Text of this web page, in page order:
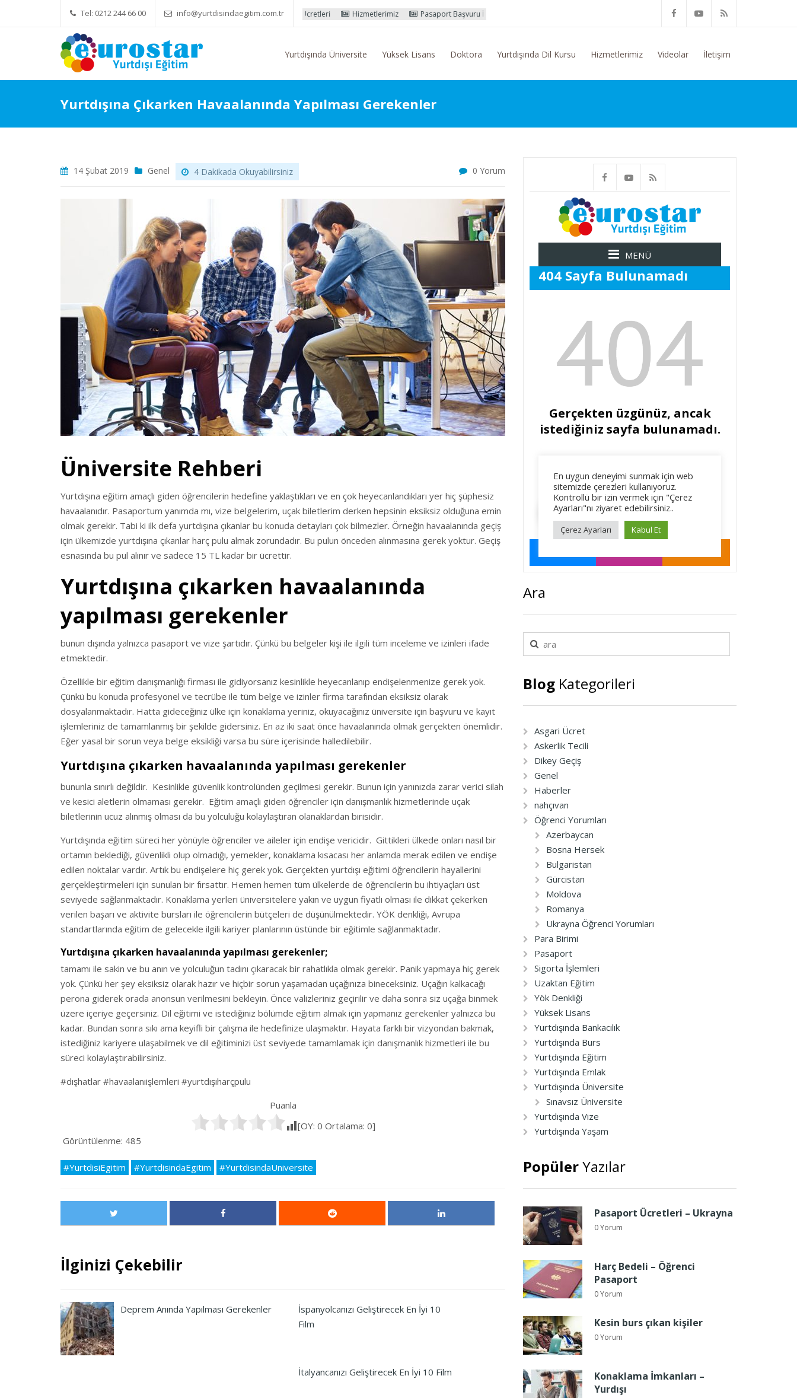
Tel: 0212 244 66 00 info@yurtdisindaegitim.com.tr
Yök Denkliği Önemli Eğitim Ücretleri Hizmetlerimiz Pasaport Başvuru İşlemleri
Yurtdışında Üniversite Yüksek Lisans Doktora Yurtdışında Dil Kursu Hizmetlerimiz Videolar İletişim
Yurtdışına Çıkarken Havaalanında Yapılması Gerekenler
14 Şubat 2019 Genel 4 Dakikada Okuyabilirsiniz 0 Yorum
Üniversite Rehberi
Yurtdışına eğitim amaçlı giden öğrencilerin hedefine yaklaştıkları ve en çok heyecanlandıkları yer hiç şüphesiz
havaalanıdır. Pasaportum yanımda mı, vize belgelerim, uçak biletlerim derken hepsinin eksiksiz olduğuna emin
olmak gerekir. Tabi ki ilk defa yurtdışına çıkanlar bu konuda detayları çok bilmezler. Örneğin havaalanında geçiş
için ülkemizde yurtdışına çıkanlar harç pulu almak zorundadır. Bu pulun önceden alınmasına gerek yoktur. Geçiş
esnasında bu pul alınır ve sadece 15 TL kadar bir ücrettir.
Yurtdışına çıkarken havaalanında
yapılması gerekenler
bunun dışında yalnızca pasaport ve vize şartıdır. Çünkü bu belgeler kişi ile ilgili tüm inceleme ve izinleri ifade
etmektedir.
Özellikle bir eğitim danışmanlığı firması ile gidiyorsanız kesinlikle heyecanlanıp endişelenmenize gerek yok.
Çünkü bu konuda profesyonel ve tecrübe ile tüm belge ve izinler firma tarafından eksiksiz olarak
dosyalanmaktadır. Hatta gideceğiniz ülke için konaklama yeriniz, okuyacağınız üniversite için başvuru ve kayıt
işlemleriniz de tamamlanmış bir şekilde gidersiniz. En az iki saat önce havaalanında olmak gerçekten önemlidir.
Eğer yasal bir sorun veya belge eksikliği varsa bu süre içerisinde halledilebilir.
Yurtdışına çıkarken havaalanında yapılması gerekenler
bununla sınırlı değildir. Kesinlikle güvenlik kontrolünden geçilmesi gerekir. Bunun için yanınızda zarar verici silah
ve kesici aletlerin olmaması gerekir. Eğitim amaçlı giden öğrenciler için danışmanlık hizmetlerinde uçak
biletlerinin ucuz alınmış olması da bu yolculuğu kolaylaştıran olanaklardan birisidir.
Yurtdışında eğitim süreci her yönüyle öğrenciler ve aileler için endişe vericidir. Gittikleri ülkede onları nasıl bir
ortamın beklediği, güvenlikli olup olmadığı, yemekler, konaklama kısacası her anlamda merak edilen ve endişe
edilen noktalar vardır. Artık bu endişelere hiç gerek yok. Gerçekten yurtdışı eğitimi öğrencilerin hayallerini
gerçekleştirmeleri için sunulan bir fırsattır. Hemen hemen tüm ülkelerde de öğrencilerin bu ihtiyaçları üst
seviyede sağlanmaktadır. Konaklama yerleri üniversitelere yakın ve uygun fiyatlı olması ile dikkat çekerken
verilen başarı ve aktivite bursları ile öğrencilerin bütçeleri de düşünülmektedir. YÖK denkliği, Avrupa
standartlarında eğitim de gelecekle ilgili kariyer planlarının üstünde bir eğitimle sağlanmaktadır.
Yurtdışına çıkarken havaalanında yapılması gerekenler;
tamamı ile sakin ve bu anın ve yolculuğun tadını çıkaracak bir rahatlıkla olmak gerekir. Panik yapmaya hiç gerek
yok. Çünkü her şey eksiksiz olarak hazır ve hiçbir sorun yaşamadan uçağınıza bineceksiniz. Uçağın kalkacağı
perona giderek orada anonsun verilmesini bekleyin. Önce valizleriniz geçirilir ve daha sonra siz uçağa binmek
üzere içeriye geçersiniz. Dil eğitimi ve istediğiniz bölümde eğitim almak için yapmanız gerekenler yalnızca bu
kadar. Bundan sonra sıkı ama keyifli bir çalışma ile hedefinize ulaşmaktır. Hayata farklı bir vizyondan bakmak,
istediğiniz kariyere ulaşabilmek ve dil eğitiminizi üst seviyede tamamlamak için danışmanlık hizmetleri ile bu
süreci kolaylaştırabilirsiniz.
#dışhatlar #havaalanıişlemleri #yurtdışıharçpulu
Puanla
[OY: 0 Ortalama: 0]
Görüntülenme: 485
#YurtdisiEgitim #YurtdisindaEgitim #YurtdisindaUniversite
İlginizi Çekebilir
Deprem Anında Yapılması Gerekenler
İspanyolcanızı Geliştirecek En İyi 10
Film
İtalyancanızı Geliştirecek En İyi 10 Film
Ara
Blog Kategorileri
Asgari Ücret
Askerlik Tecili
Dikey Geçiş
Genel
Haberler
nahçıvan
Öğrenci Yorumları
Azerbaycan
Bosna Hersek
Bulgaristan
Gürcistan
Moldova
Romanya
Ukrayna Öğrenci Yorumları
Para Birimi
Pasaport
Sigorta İşlemleri
Uzaktan Eğitim
Yök Denkliği
Yüksek Lisans
Yurtdışında Bankacılık
Yurtdışında Burs
Yurtdışında Eğitim
Yurtdışında Emlak
Yurtdışında Üniversite
Sınavsız Üniversite
Yurtdışında Vize
Yurtdışında Yaşam
PopülerYazılar
Pasaport Ücretleri – Ukrayna
0 Yorum
Harç Bedeli – Öğrenci
Pasaport
0 Yorum
Kesin burs çıkan kişiler
0 Yorum
Konaklama İmkanları –
Yurdışı